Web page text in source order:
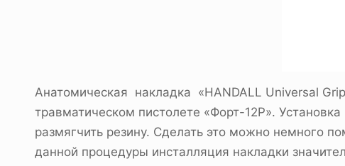
Анатомическая накладка «HANDALL Universal
травматическом пистолете «Форт-12Р».
размягчить резину. Сделать это можно немного
данной процедуры инсталляция накладки